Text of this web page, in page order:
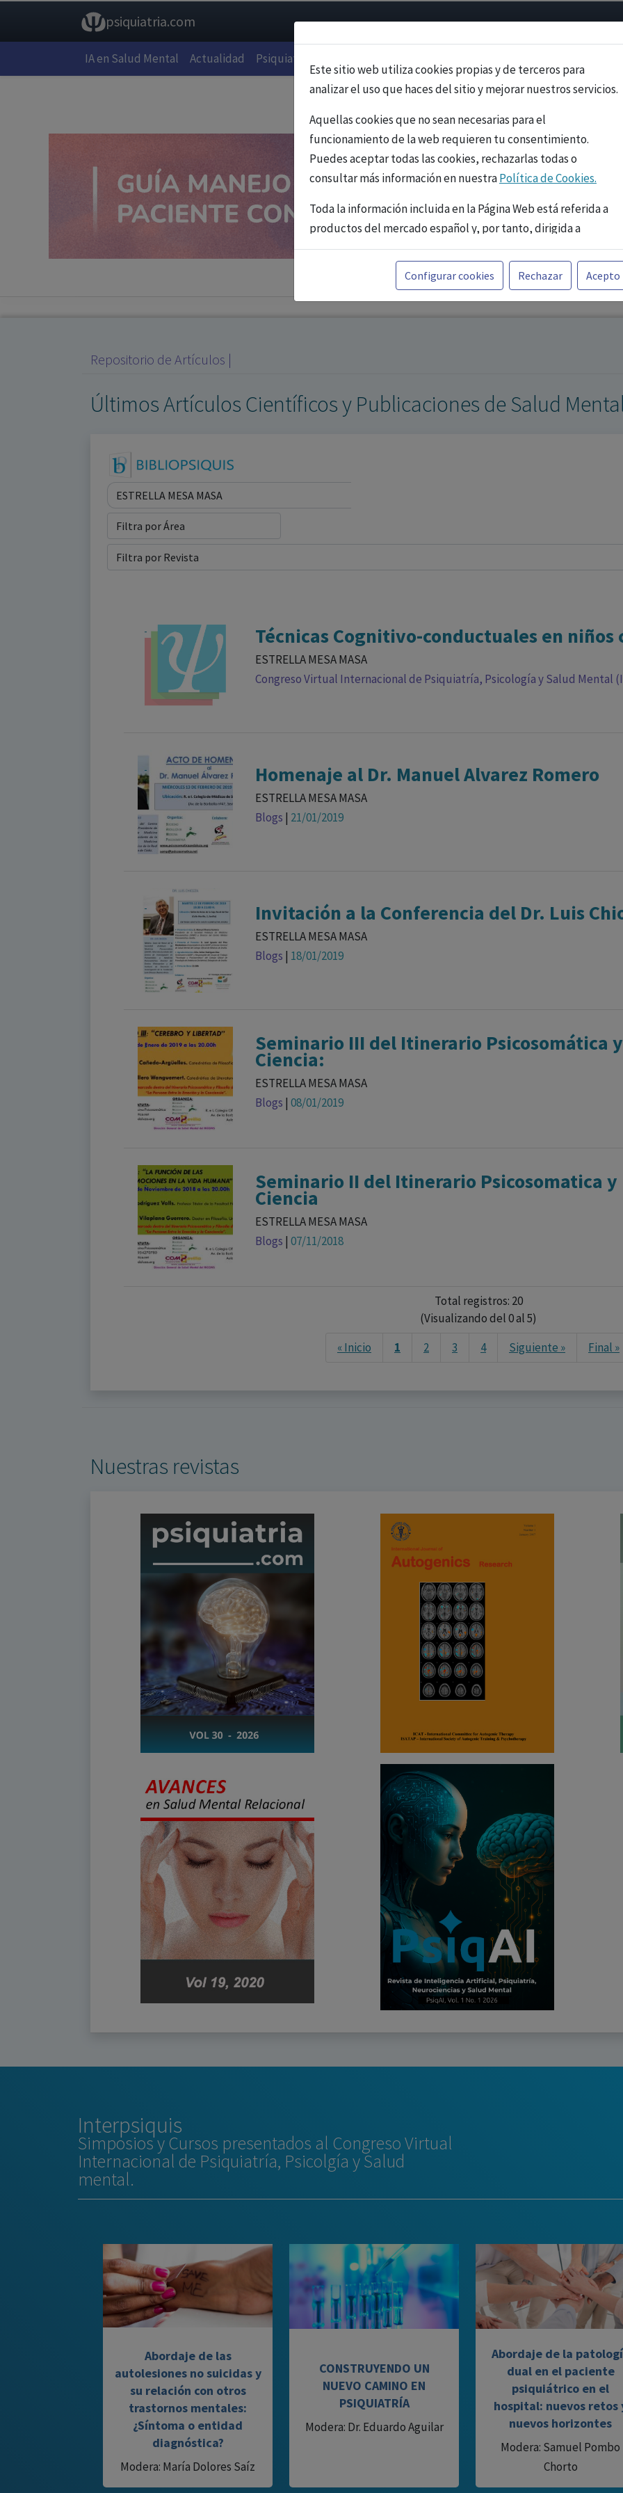
psiquiatria.com
IA en Salud Mental Actualidad Psiquiatría
Este sitio web utiliza cookies propias y de terceros para
analizar el uso que haces del sitio y mejorar nuestros servicios.
Aquellas cookies que no sean necesarias para el
funcionamiento de la web requieren tu consentimiento.
Puedes aceptar todas las cookies, rechazarlas todas o
consultar más información en nuestraPolítica de Cookies.
Toda la información incluida en la Página Web está referida a
productos del mercado español y, por tanto, dirigida a
profesionales sanitarios legalmente facultados para
prescribir o dispensar medicamentos con ejercicio
profesional. La información técnica de los fármacos se facilita
a título meramente informativo, siendo responsabilidad de
Configurar cookies Rechazar Acepto
Repositorio de Artículos |
Últimos Artículos Científicos y Publicaciones de Salud
Técnicas Cognitivo-conductuales en niños
ESTRELLA MESA MASA
Congreso Virtual Internacional de Psiquiatría, Psicología y Salud Mental
Homenaje al Dr. Manuel Alvarez Romero
ESTRELLA MESA MASA
Blogs | 21/01/2019
Invitación a la Conferencia del Dr. Luis
ESTRELLA MESA MASA
Blogs | 18/01/2019
Seminario III del Itinerario Psicosomática
Ciencia:
ESTRELLA MESA MASA
Blogs | 08/01/2019
Seminario II del Itinerario Psicosomatica
Ciencia
ESTRELLA MESA MASA
Blogs | 07/11/2018
Total registros: 20
(Visualizando del 0 al 5)
« Inicio
1 2 3 4 Siguiente » Final »
Nuestras revistas
Interpsiquis
Simposios y Cursos presentados al Congreso Virtual
Internacional de Psiquiatría, Psicolgía y Salud
mental.
Abordaje de las
autolesiones no suicidas y
su relación con otros
trastornos mentales:
¿Síntoma o entidad
diagnóstica?
Modera: María Dolores Saíz
CONSTRUYENDO UN
NUEVO CAMINO EN
PSIQUIATRÍA
Modera: Dr. Eduardo Aguilar
Abordaje de la
dual en el paciente
psiquiátrico en el
hospital: nuevos retos
nuevos horizontes
Modera: Samuel Pombo
Chorto